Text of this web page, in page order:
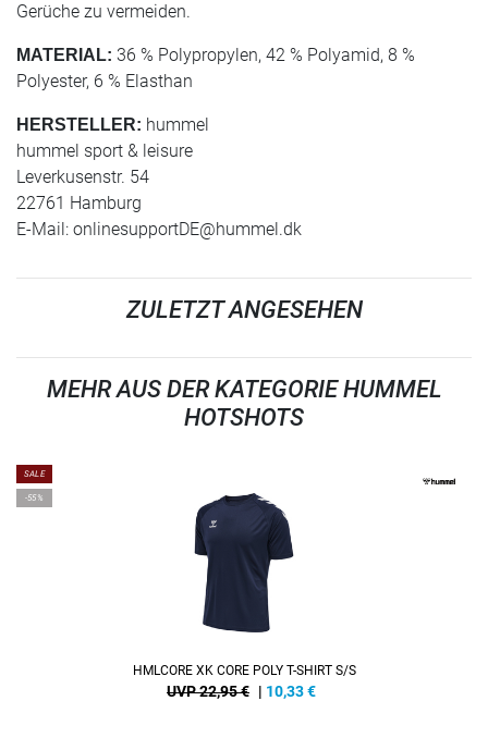
Gerüche zu vermeiden.
MATERIAL: 36 % Polypropylen, 42 % Polyamid, 8 %
Polyester, 6 % Elasthan
HERSTELLER: hummel
hummel sport & leisure
Leverkusenstr. 54
22761 Hamburg
E-Mail: onlinesupportDE@hummel.dk
ZULETZT ANGESEHEN
MEHR AUS DER KATEGORIE HUMMEL
HOTSHOTS
SALE
-55%
HMLCORE XK CORE POLY T-SHIRT S/S
UVP 22,95 € | 10,33€